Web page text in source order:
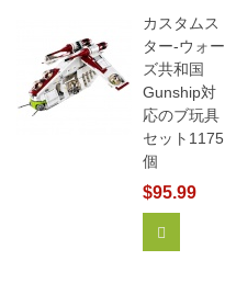
カスタムス
ター-ウォー
ズ共和国
Gunship対
応のブ玩具
セット1175
個
$95.99